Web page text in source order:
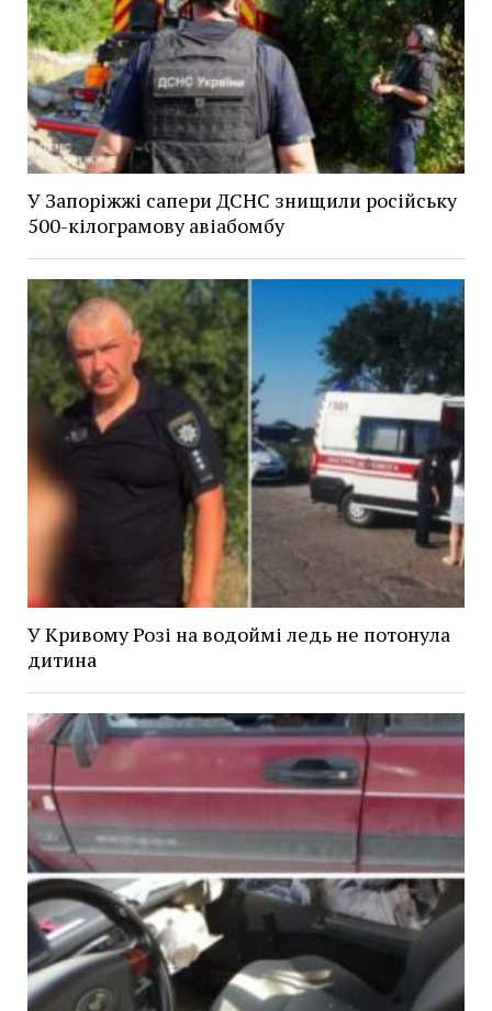
У Запоріжжі сапери ДСНС знищили російську
500-кілограмову авіабомбу
У Кривому Розі на водоймі ледь не потонула
дитина